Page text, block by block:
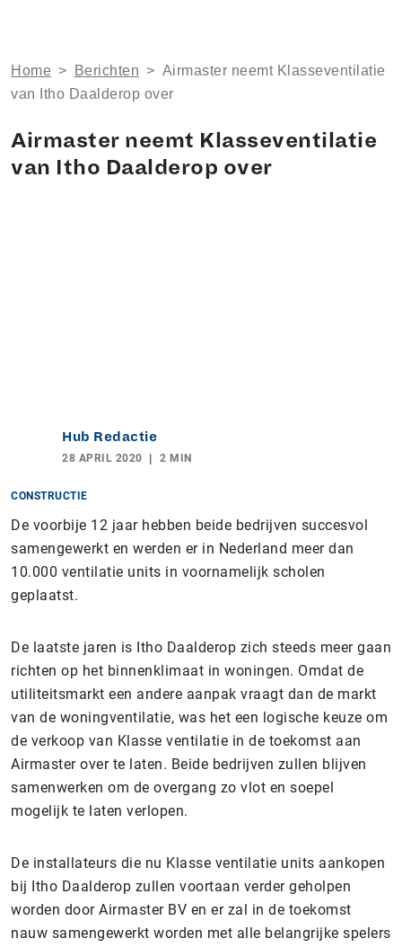
Home > Berichten > Airmaster neemt Klasseventilatie
van Itho Daalderop over
Airmaster neemt Klasseventilatie
van Itho Daalderop over
Hub Redactie
28 APRIL 2020 2 MIN
CONSTRUCTIE
De voorbije 12 jaar hebben beide bedrijven succesvol
samengewerkt en werden er in Nederland meer dan
10.000 ventilatie units in voornamelijk scholen
geplaatst.
De laatste jaren is Itho Daalderop zich steeds meer gaan
richten op het binnenklimaat in woningen. Omdat de
utiliteitsmarkt een andere aanpak vraagt dan de markt
van de woningventilatie, was het een logische keuze om
de verkoop van Klasse ventilatie in de toekomst aan
Airmaster over te laten. Beide bedrijven zullen blijven
samenwerken om de overgang zo vlot en soepel
mogelijk te laten verlopen.
De installateurs die nu Klasse ventilatie units aankopen
bij Itho Daalderop zullen voortaan verder geholpen
worden door Airmaster BV en er zal in de toekomst
nauw samengewerkt worden met alle belangrijke spelers